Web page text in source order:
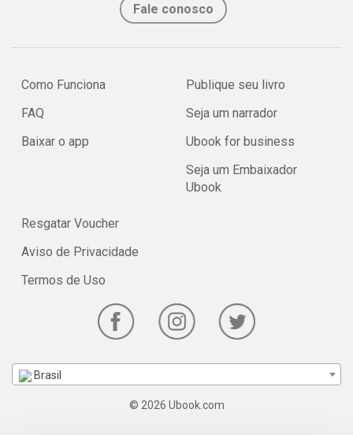
Fale conosco
Como Funciona
FAQ
Baixar o app
Publique seu livro
Seja um narrador
Ubook for business
Seja um Embaixador
Ubook
Resgatar Voucher
Aviso de Privacidade
Termos de Uso
Brasil
© 2026 Ubook.com